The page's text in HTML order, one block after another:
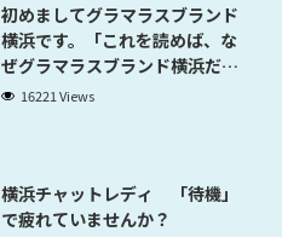
初めましてグラマラスブランド
横浜です。「これを読めば、な
ぜグラマラスブランド横浜だと
稼げるのかが分かります」
16221 Views
横浜チャットレディ 「待機」
で疲れていませんか？